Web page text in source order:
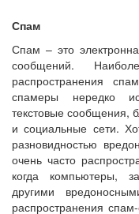
Спам
Спам – это
сообщений.
распространения
спамеры нередко
текстовые сообщения,
и социальные сети.
разновидностью
очень часто
когда компьютеры,
другими
распространения